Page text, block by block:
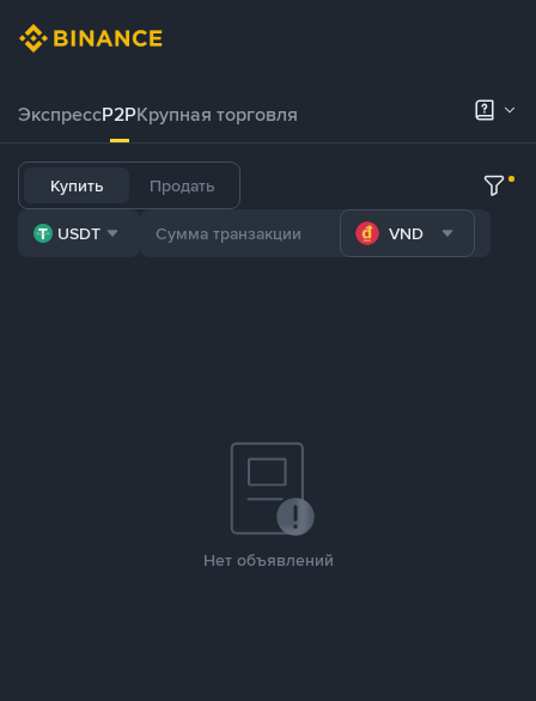
ЭкспрессP2PКрупная торговля
Купить Продать
USDT VND
Нет объявлений